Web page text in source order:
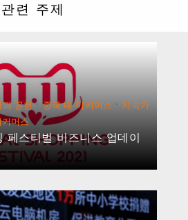
관련 주제
과 공헌·중국 내 이커머스 · 지속가
커머스
페스티벌 비즈니스 업데이